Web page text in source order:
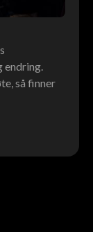
så finner